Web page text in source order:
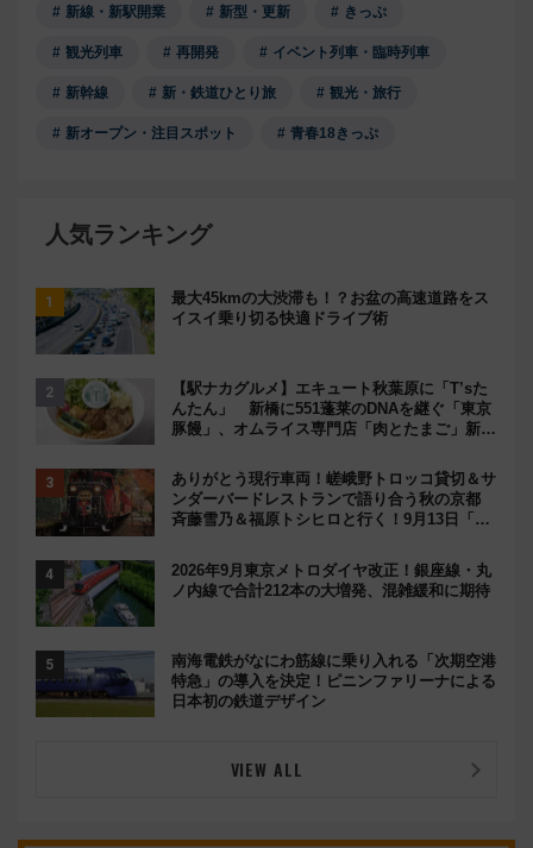
新線・新駅開業 新型・更新 きっぷ
観光列車 再開発 イベント列車・臨時列車
新幹線 新・鉄道ひとり旅 観光・旅行
新オープン・注目スポット 青春18きっぷ
人気ランキング
最大45kmの大渋滞も！？お盆の高速道路をス
イスイ乗り切る快適ドライブ術
【駅ナカグルメ】エキュート秋葉原に「T’sた
んたん」 新橋に551蓬莱のDNAを継ぐ「東京
豚饅」、オムライス専門店「肉とたまご」新グ
ありがとう現行車両！嵯峨野トロッコ貸切＆サ
ンダーバードレストランで語り合う秋の京都
斉藤雪乃＆福原トシヒロと行く！9月13日「京
2026年9月東京メトロダイヤ改正！銀座線・丸
ノ内線で合計212本の大増発、混雑緩和に期待
南海電鉄がなにわ筋線に乗り入れる「次期空港
特急」の導入を決定！ピニンファリーナによる
日本初の鉄道デザイン
VIEW ALL